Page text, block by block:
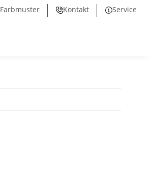
Farbmuster Kontakt Service